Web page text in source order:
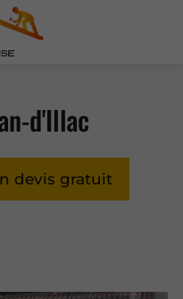
d'Illac
devis gratuit